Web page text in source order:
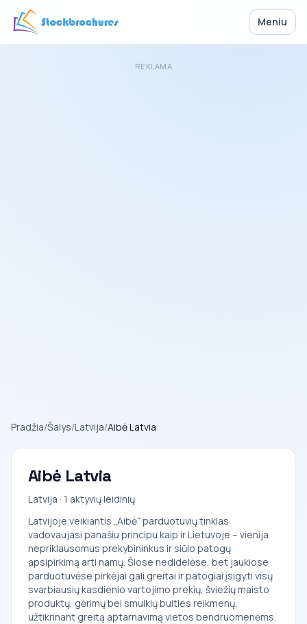
Meniu
REKLAMA
Pradžia/Šalys/Latvija/Aibė Latvia
Aibė Latvia
Latvija · 1 aktyvių leidinių
Latvijoje veikiantis „Aibė“ parduotuvių tinklas
vadovaujasi panašiu principu kaip ir Lietuvoje – vienija
nepriklausomus prekybininkus ir siūlo patogų
apsipirkimą arti namų. Šiose nedidelėse, bet jaukiose
parduotuvėse pirkėjai gali greitai ir patogiai įsigyti visų
svarbiausių kasdienio vartojimo prekių, šviežių maisto
produktų, gėrimų bei smulkių buities reikmenų,
užtikrinant greitą aptarnavimą vietos bendruomenėms.